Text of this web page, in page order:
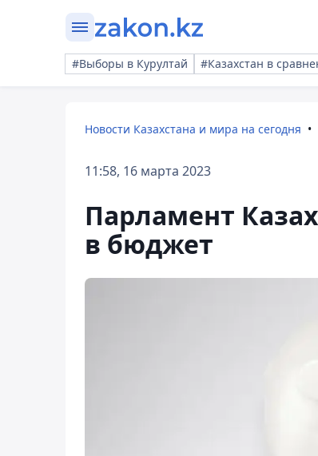
#Выборы в Курултай #Казахстан в
Новости Казахстана и мира на сегодня
11:58, 16 марта 2023
Парламент
в бюджет